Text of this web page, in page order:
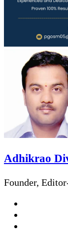
Adhikrao
Founder,